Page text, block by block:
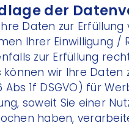
der
Daten zur
Ihrer Einwilligung /
zur Erfüllung
können wir Ihre
1f DSGVO) für
soweit Sie einer
haben,